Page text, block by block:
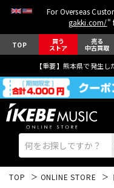
For Overseas
gakki.com/"
TOP 買う
ストア
売る
中古買取
【重要】熊本県で発生
TOP ONLINE STORE